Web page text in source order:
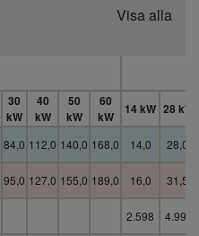
Visa alla
30
kW
40
kW
50
kW
60
kW
14 kW 28 kW
84,0 112,0 140,0 168,0 14,0
28,0
95,0 127,0 155,0 189,0 16,0
31,5
2.598
4.998